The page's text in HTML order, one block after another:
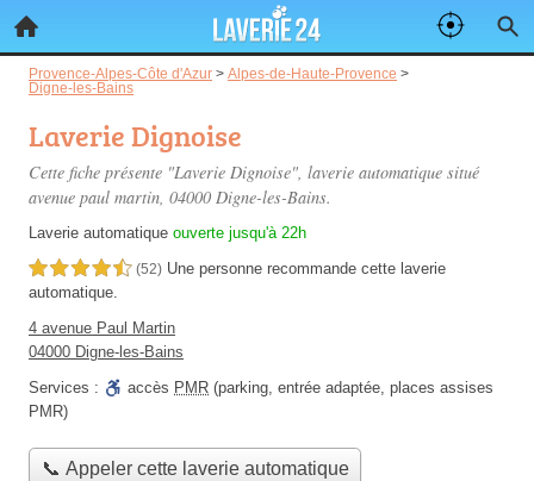
Provence-Alpes-Côte d'Azur > Alpes-de-Haute-Provence >
Digne-les-Bains
Laverie Dignoise
Cette fiche présente "Laverie Dignoise", laverie automatique situé
avenue paul martin, 04000 Digne-les-Bains.
Laverie automatique ouverte jusqu'à 22h
4,5 étoiles sur 5 (52) Une personne recommande cette laverie
automatique.
4 avenue Paul Martin
04000 Digne-les-Bains
Services :
accès PMR (parking, entrée adaptée, places assises
PMR)
📞 Appeler cette laverie automatique